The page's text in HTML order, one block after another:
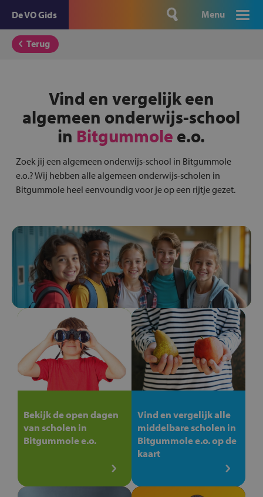
De VO Gids Menu
Terug
Vind en vergelijk een
algemeen onderwijs-school
in Bitgummole e.o.
Zoek jij een algemeen onderwijs-school in Bitgummole
e.o.? Wij hebben alle algemeen onderwijs-scholen in
Bitgummole heel eenvoundig voor je op een rijtje gezet.
Bekijk de open dagen
van scholen in
Bitgummole e.o.
Vind en vergelijk alle
middelbare scholen in
Bitgummole e.o. op de
kaart